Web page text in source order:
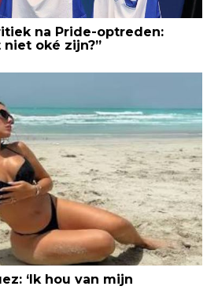
na Pride-optreden:
niet oké zijn?”
‘Ik hou van mijn